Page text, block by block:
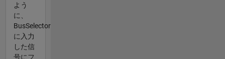
よう
に、
BusSelector
に入力
した信
号にフ